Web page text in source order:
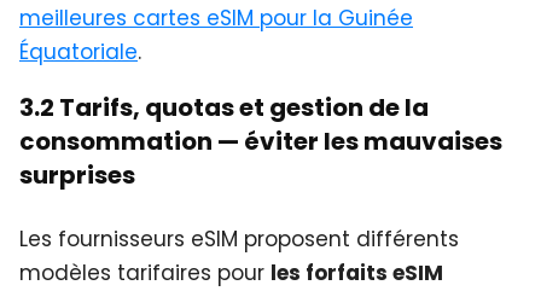
meilleures cartes eSIM pour la Guinée
Équatoriale.
3.2 Tarifs, quotas et gestion de la
consommation — éviter les mauvaises
surprises
Les fournisseurs eSIM proposent différents
modèles tarifaires pour les forfaits eSIM